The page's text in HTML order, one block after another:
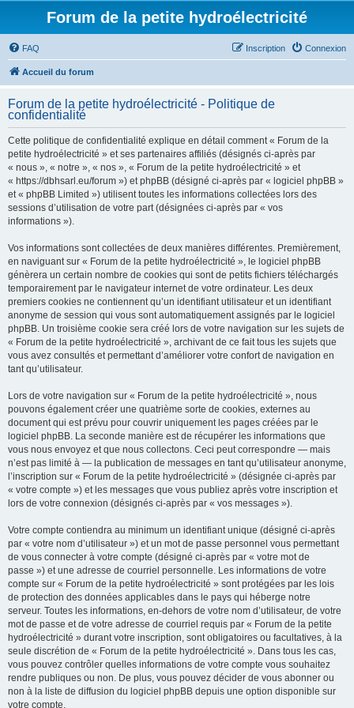
Forum de la petite hydroélectricité
FAQ Connexion
Inscription
Accueil du forum
Forum de la petite hydroélectricité - Politique de
confidentialité
Cette politique de confidentialité explique en détail comment « Forum de la
petite hydroélectricité » et ses partenaires affiliés (désignés ci-après par
« nous », « notre », « nos », « Forum de la petite hydroélectricité » et
« https://dbhsarl.eu/forum ») et phpBB (désigné ci-après par « logiciel phpBB »
et « phpBB Limited ») utilisent toutes les informations collectées lors des
sessions d’utilisation de votre part (désignées ci-après par « vos
informations »).
Vos informations sont collectées de deux manières différentes. Premièrement,
en naviguant sur « Forum de la petite hydroélectricité », le logiciel phpBB
génèrera un certain nombre de cookies qui sont de petits fichiers téléchargés
temporairement par le navigateur internet de votre ordinateur. Les deux
premiers cookies ne contiennent qu’un identifiant utilisateur et un identifiant
anonyme de session qui vous sont automatiquement assignés par le logiciel
phpBB. Un troisième cookie sera créé lors de votre navigation sur les sujets de
« Forum de la petite hydroélectricité », archivant de ce fait tous les sujets que
vous avez consultés et permettant d’améliorer votre confort de navigation en
tant qu’utilisateur.
Lors de votre navigation sur « Forum de la petite hydroélectricité », nous
pouvons également créer une quatrième sorte de cookies, externes au
document qui est prévu pour couvrir uniquement les pages créées par le
logiciel phpBB. La seconde manière est de récupérer les informations que
vous nous envoyez et que nous collectons. Ceci peut correspondre — mais
n’est pas limité à — la publication de messages en tant qu’utilisateur anonyme,
l’inscription sur « Forum de la petite hydroélectricité » (désignée ci-après par
« votre compte ») et les messages que vous publiez après votre inscription et
lors de votre connexion (désignés ci-après par « vos messages »).
Votre compte contiendra au minimum un identifiant unique (désigné ci-après
par « votre nom d’utilisateur ») et un mot de passe personnel vous permettant
de vous connecter à votre compte (désigné ci-après par « votre mot de
passe ») et une adresse de courriel personnelle. Les informations de votre
compte sur « Forum de la petite hydroélectricité » sont protégées par les lois
de protection des données applicables dans le pays qui héberge notre
serveur. Toutes les informations, en-dehors de votre nom d’utilisateur, de votre
mot de passe et de votre adresse de courriel requis par « Forum de la petite
hydroélectricité » durant votre inscription, sont obligatoires ou facultatives, à la
seule discrétion de « Forum de la petite hydroélectricité ». Dans tous les cas,
vous pouvez contrôler quelles informations de votre compte vous souhaitez
rendre publiques ou non. De plus, vous pouvez décider de vous abonner ou
non à la liste de diffusion du logiciel phpBB depuis une option disponible sur
votre compte.